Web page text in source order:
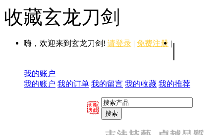
收藏玄龙刀剑
嗨，欢迎来到玄龙刀剑! 请登录 | 免费注册 | |
我的账户
我的账户 我的订单 我的留言 我的收藏 我的推荐